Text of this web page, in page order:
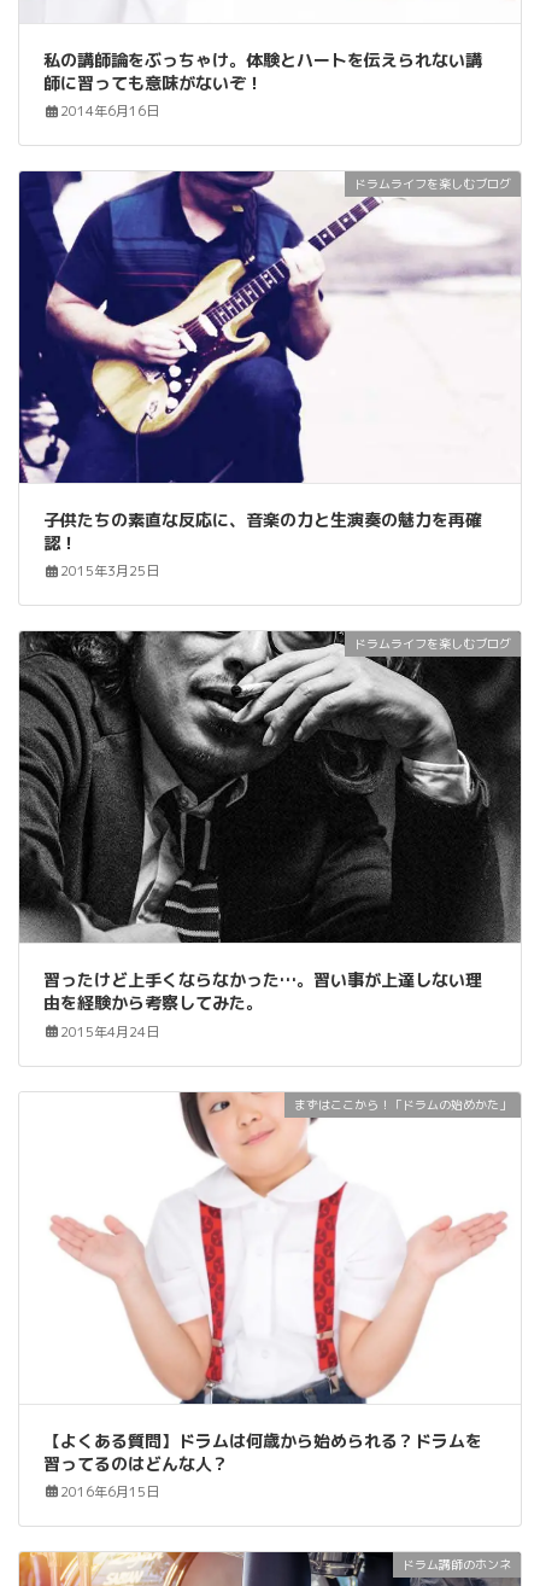
私の講師論をぶっちゃけ。体験とハートを伝えられない講
師に習っても意味がないぞ！
2014年6月16日
ドラムライフを楽しむブログ
子供たちの素直な反応に、音楽の力と生演奏の魅力を再確
認！
2015年3月25日
ドラムライフを楽しむブログ
習ったけど上手くならなかった…。習い事が上達しない理
由を経験から考察してみた。
2015年4月24日
まずはここから！「ドラムの始めかた」
【よくある質問】ドラムは何歳から始められる？ドラムを
習ってるのはどんな人？
2016年6月15日
ドラム講師のホンネ